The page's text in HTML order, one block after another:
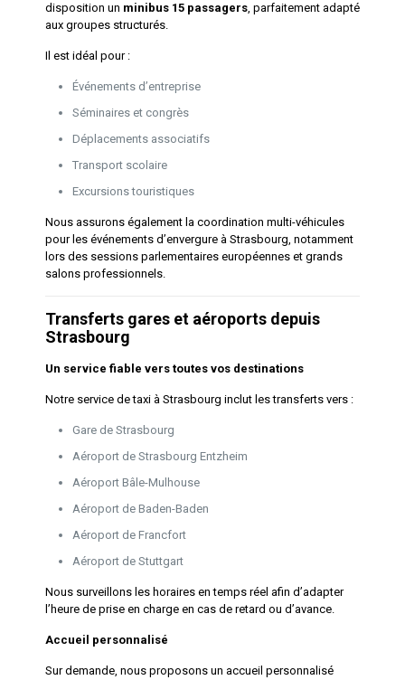
disposition un minibus 15 passagers, parfaitement adapté
aux groupes structurés.
Il est idéal pour :
Événements d’entreprise
Séminaires et congrès
Déplacements associatifs
Transport scolaire
Excursions touristiques
Nous assurons également la coordination multi-véhicules
pour les événements d’envergure à Strasbourg, notamment
lors des sessions parlementaires européennes et grands
salons professionnels.
Transferts gares et aéroports depuis
Strasbourg
Un service fiable vers toutes vos destinations
Notre service de taxi à Strasbourg inclut les transferts vers :
Gare de Strasbourg
Aéroport de Strasbourg Entzheim
Aéroport Bâle-Mulhouse
Aéroport de Baden-Baden
Aéroport de Francfort
Aéroport de Stuttgart
Nous surveillons les horaires en temps réel afin d’adapter
l’heure de prise en charge en cas de retard ou d’avance.
Accueil personnalisé
Sur demande, nous proposons un accueil personnalisé